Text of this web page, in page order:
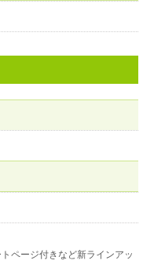
ページ付きなど新ラインアッ